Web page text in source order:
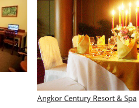
Alliance Villa